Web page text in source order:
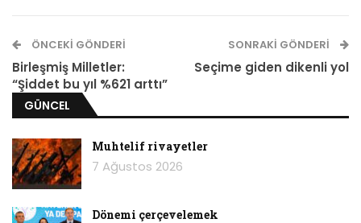
Fotoğraf: Sean Gallup
Almanya’nın aşırı sağ grupları Ukrayna savaşı
konusunda bir uzlaşmaya varmada
zorlanıyorlar. Ülkenin neo-Nazi çevrelerini
gözlemleyen araştırmacıların söylediklerine
ÖNCEKI GÖNDERI
Birleşmiş Milletler:
“Şiddet bu yıl %621 arttı”
SONRAKI GÖNDERI
Seçime giden dikenli yol
GÜNCEL
Muhtelif rivayetler
7 Ağustos 2026
Dönemi çerçevelemek